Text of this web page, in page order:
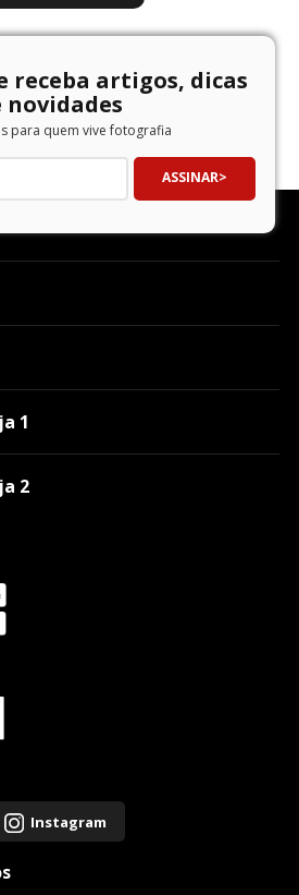
receba artigos, dicas
novidades
para quem vive fotografia
ASSINAR
1
2
Instagram